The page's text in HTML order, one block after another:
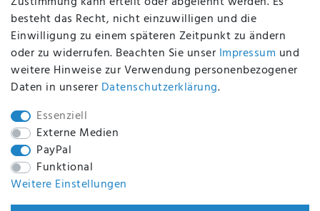
BEQUEM UND SICHER BEZAHLEN MIT
BEI UNS SIND SIE SICHER!
WIR VERSENDEN MIT
besteht das Recht, nicht einzuwilligen und die
Einwilligung zu einem späteren Zeitpunkt zu ändern
oder zu widerrufen. Beachten Sie unser Impressum und
weitere Hinweise zur Verwendung personenbezogener
Daten in unserer Daten­schutz­erklärung.
Essenziell
Externe Medien
PayPal
Funktional
Weitere Einstellungen